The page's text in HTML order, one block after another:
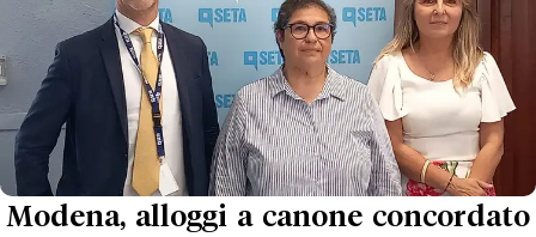
Modena, alloggi a canone concordato